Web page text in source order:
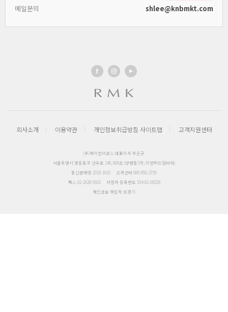
메일문의 shlee@knbmkt.com​
회사소개 이용약관 개인정보취급방침 사이트맵 고객지원센터
(주)케이엔비코스 대표이사 주은규
서울특별시 영등포구 선유로 146, 806호 (양평동3가, 이앤씨드림타워)
통신판매업 2019-1615
고객센터 080-850-2795
팩스 02-2628-5931
사업자 등록번호 154-81-00529
개인정보 책임자 민경기